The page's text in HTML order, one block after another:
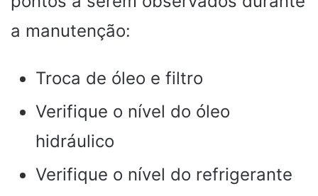
a manutenção:
Troca de óleo e filtro
Verifique o nível do óleo
hidráulico
Verifique o nível do refrigerante